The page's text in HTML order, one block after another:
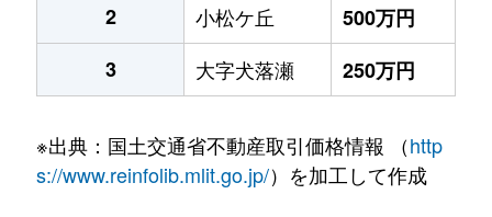
2
小松ケ丘
500万円
3
大字犬落瀬 250万円
※出典：国土交通省不動産取引価格情報 （http
s://www.reinfolib.mlit.go.jp/）を加工して作成